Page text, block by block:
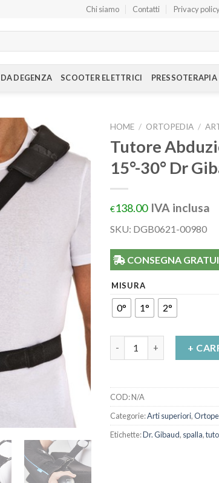
Chi siamo Contatti Privacy
DEGENZA SCOOTER ELETTRICI PRESSOTERAPIA
HOME / ORTOPEDIA /
Tutore
15°-30° Dr
€138.00 IVA inclusa
SKU: DGB0621-00980
CONSEGNA
MISURA
0° 1° 2°
Tutore Abduzione Di
+
COD:N/A
Categorie:Arti superiori,
Etichette:Dr. Gibaud, spalla,